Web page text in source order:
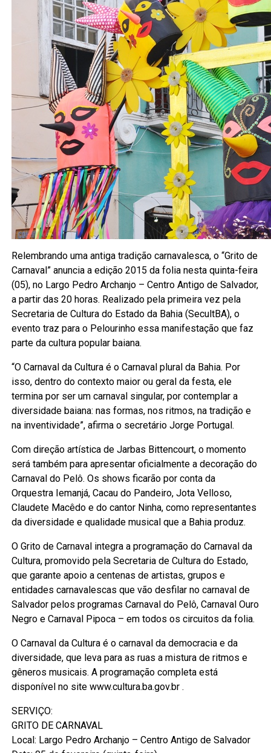
Relembrando uma antiga tradição carnavalesca, o “Grito de
Carnaval” anuncia a edição 2015 da folia nesta quinta-feira
(05), no Largo Pedro Archanjo – Centro Antigo de Salvador,
a partir das 20 horas. Realizado pela primeira vez pela
Secretaria de Cultura do Estado da Bahia (SecultBA), o
evento traz para o Pelourinho essa manifestação que faz
parte da cultura popular baiana.
“O Carnaval da Cultura é o Carnaval plural da Bahia. Por
isso, dentro do contexto maior ou geral da festa, ele
termina por ser um carnaval singular, por contemplar a
diversidade baiana: nas formas, nos ritmos, na tradição e
na inventividade”, afirma o secretário Jorge Portugal.
Com direção artística de Jarbas Bittencourt, o momento
será também para apresentar oficialmente a decoração do
Carnaval do Pelô. Os shows ficarão por conta da
Orquestra Iemanjá, Cacau do Pandeiro, Jota Velloso,
Claudete Macêdo e do cantor Ninha, como representantes
da diversidade e qualidade musical que a Bahia produz.
O Grito de Carnaval integra a programação do Carnaval da
Cultura, promovido pela Secretaria de Cultura do Estado,
que garante apoio a centenas de artistas, grupos e
entidades carnavalescas que vão desfilar no carnaval de
Salvador pelos programas Carnaval do Pelô, Carnaval Ouro
Negro e Carnaval Pipoca – em todos os circuitos da folia.
O Carnaval da Cultura é o carnaval da democracia e da
diversidade, que leva para as ruas a mistura de ritmos e
gêneros musicais. A programação completa está
disponível no site www.cultura.ba.gov.br .
SERVIÇO:
GRITO DE CARNAVAL
Local: Largo Pedro Archanjo – Centro Antigo de Salvador